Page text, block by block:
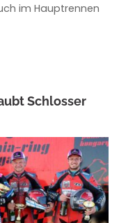
im Hauptrennen
Schlosser